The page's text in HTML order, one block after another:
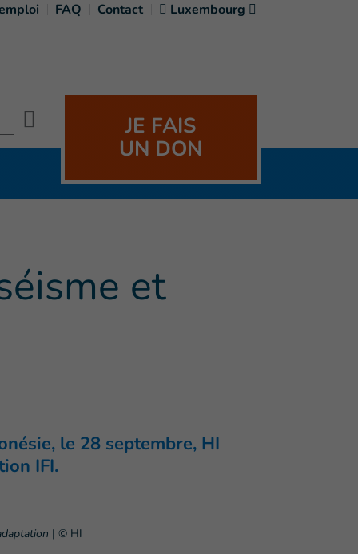
FAQ Contact Luxembourg
JE FAIS
UN DON
et
le 28 septembre, HI
IFI.
| © HI